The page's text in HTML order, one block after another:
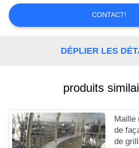
DEMANDEZ
DU
SITE
CONTACT!
DÉPLIER LES
produits
Maille
de
de